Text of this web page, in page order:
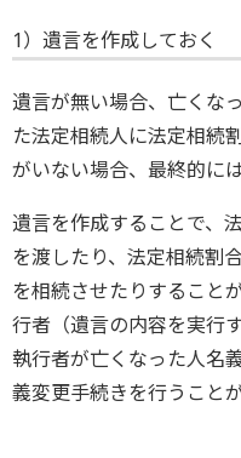
1）遺言を作成しておく
遺言が無い場合、亡くな
た法定相続人に法定相続
がいない場合、最終的に
遺言を作成することで、
を渡したり、法定相続割
を相続させたりすること
行者（遺言の内容を実行
執行者が亡くなった人名
義変更手続きを行うことが